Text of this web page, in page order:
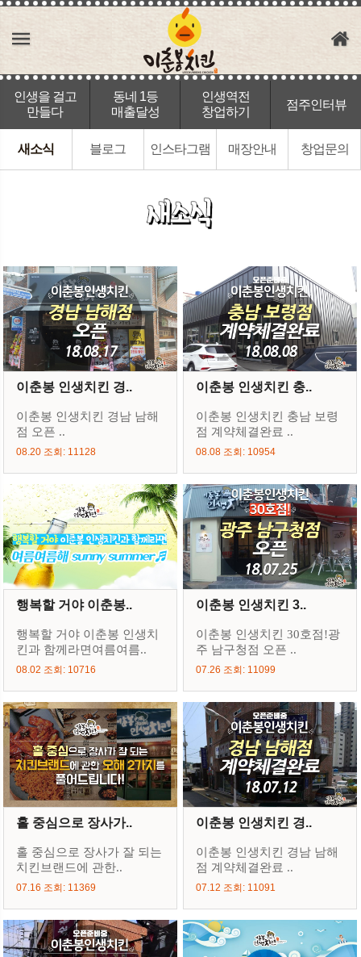
인생을 걸고
만들다
동네 1등
매출달성
인생역전
창업하기
점주인터뷰
새소식 블로그 인스타그램 매장안내 창업문의
이춘봉 인생치킨 경..
이춘봉 인생치킨 경남 남해
점 오픈 ..
08.20 조회: 11128
이춘봉 인생치킨 충..
이춘봉 인생치킨 충남 보령
점 계약체결완료 ..
08.08 조회: 10954
행복할 거야 이춘봉..
행복할 거야 이춘봉 인생치
킨과 함께라면여름여름..
08.02 조회: 10716
이춘봉 인생치킨 3..
이춘봉 인생치킨 30호점!광
주 남구청점 오픈 ..
07.26 조회: 11099
홀 중심으로 장사가..
홀 중심으로 장사가 잘 되는
치킨브랜드에 관한..
07.16 조회: 11369
이춘봉 인생치킨 경..
이춘봉 인생치킨 경남 남해
점 계약체결완료 ..
07.12 조회: 11091